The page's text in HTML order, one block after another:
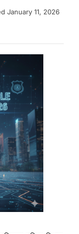
January 11, 2026